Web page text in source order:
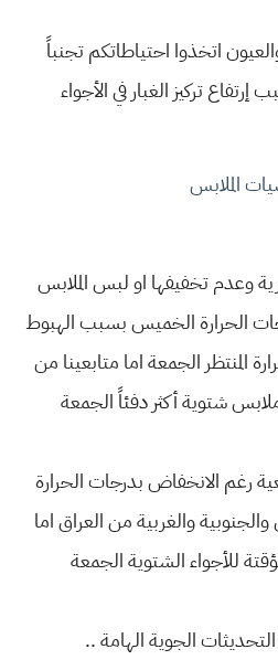
اتخذوا احتياطاتكم تجنباً
تركيز الغبار في الأجواء
الملابس
وعدم تخفيفها او لبس الملابس
الحرارة الخميس بسبب الهبوط
المنتظر الجمعة اما متابعينا من
شتوية أكثر دفئاً الجمعة
رغم الانخفاض بدرجات الحرارة
والغربية من العراق اما
للأجواء الشتوية الجمعة
الجوية الهامة ..